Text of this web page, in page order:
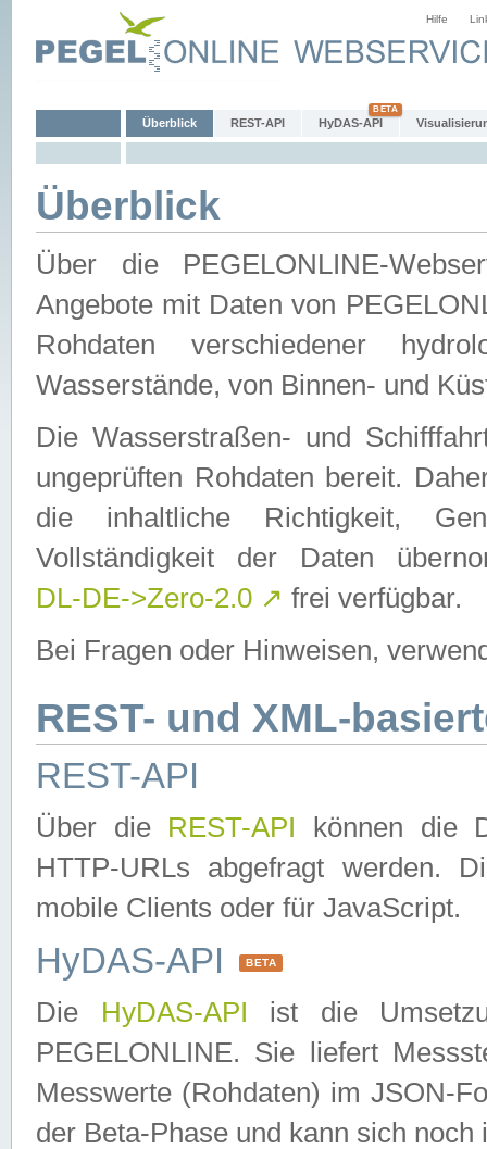
Hilfe
Überblick REST-API HyDAS-API
Überblick
Über die PEGELONLINE-
Angebote mit Daten von
Rohdaten verschiedener
Wasserstände, von Binnen- und
Die Wasserstraßen- und
ungeprüften Rohdaten bereit.
die inhaltliche Richtigkeit,
Vollständigkeit der Daten
DL-DE->Zero-2.0 ↗ frei verfügbar.
Bei Fragen oder Hinweisen,
REST- und XML-
REST-API
Über die REST-API können die
HTTP-URLs abgefragt werden.
mobile Clients oder für JavaScript.
HyDAS-API BETA
Die HyDAS-API ist die
PEGELONLINE. Sie liefert
Messwerte (Rohdaten) im JSON-
der Beta-Phase und kann sich noch